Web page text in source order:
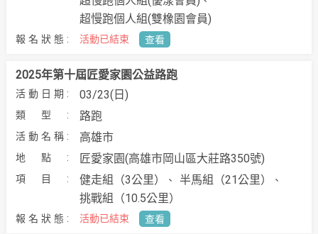
超慢跑個人組(雙橡園會員)
活動已結束 查看
03/23(日)
路跑
高雄市
2025年第十屆匠愛家園公益路跑
匠愛家園(高雄市岡山區大莊路350號)
健走組（3公里）
半馬組（21公里）
挑戰組（10.5公里）
活動已結束 查看